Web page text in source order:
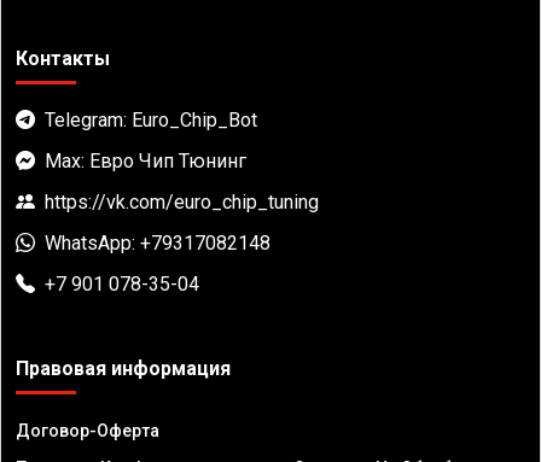
Контакты
Telegram: Euro_Chip_Bot
Max: Евро Чип Тюнинг
https://vk.com/euro_chip_tuning
WhatsApp: +79317082148
+7 901 078-35-04
Правовая информация
Договор-Оферта